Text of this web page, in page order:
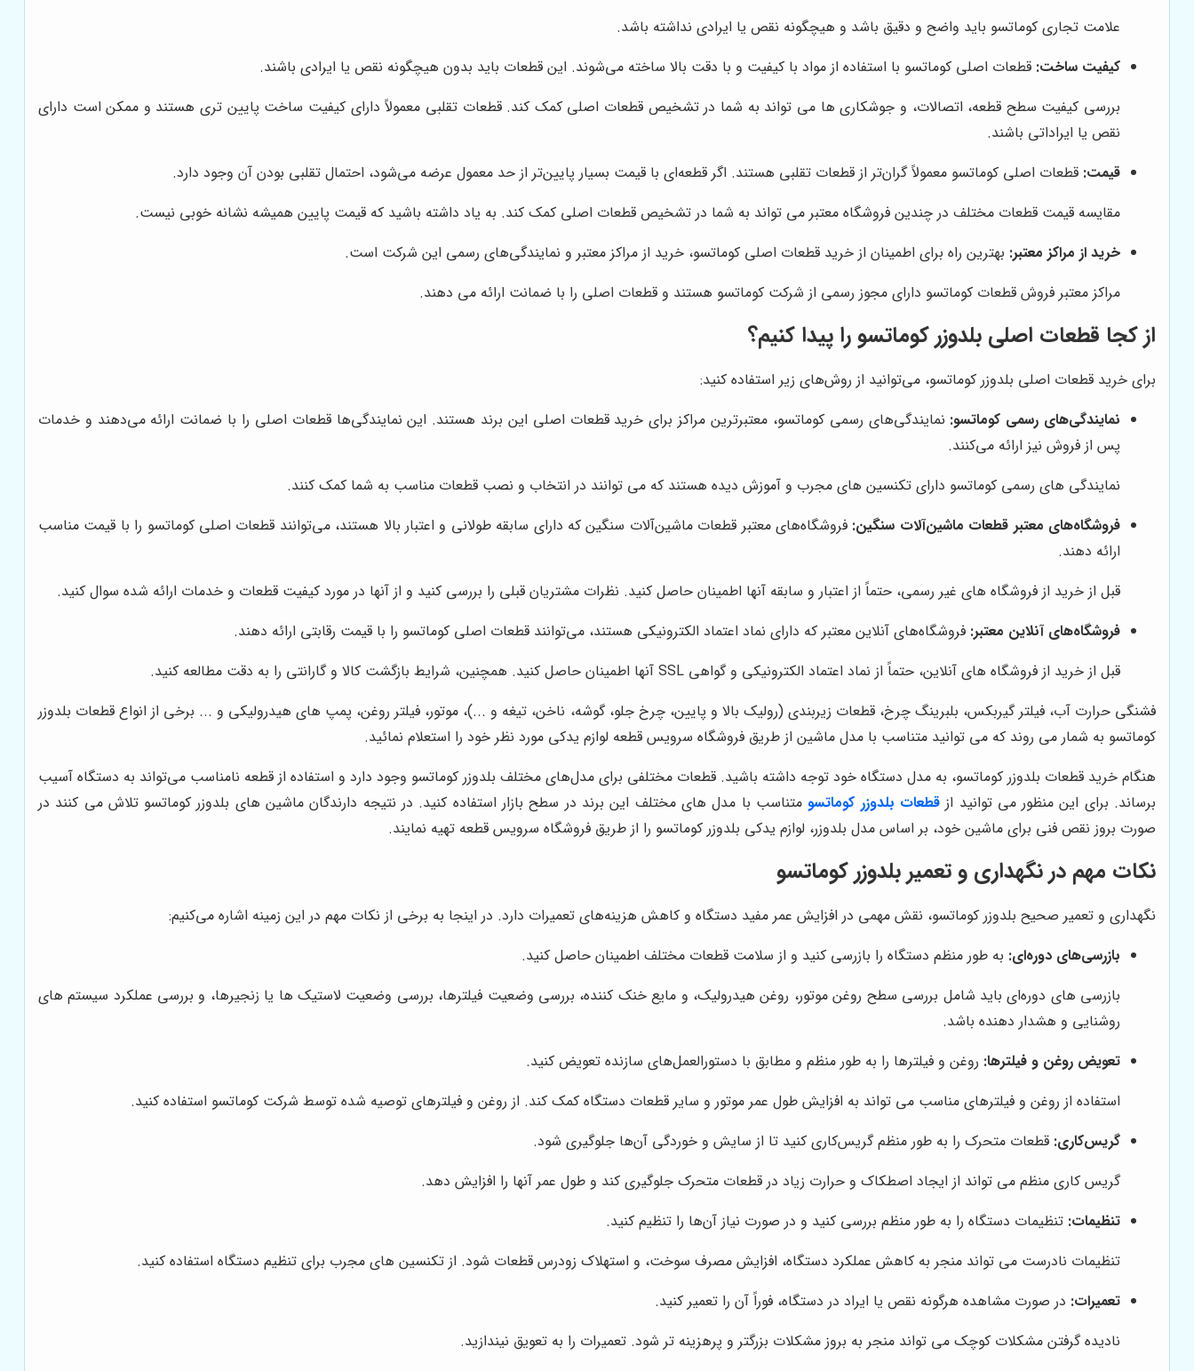
علامت تجاری کوماتسو باید واضح و دقیق باشد و هیچگونه نقص یا ایرادی نداشته باشد.
کیفیت ساخت: قطعات اصلی کوماتسو با استفاده از مواد با کیفیت و با دقت بالا ساخته می‌شوند. این قطعات باید بدون هیچگونه نقص یا ایرادی باشند.
بررسی کیفیت سطح قطعه، اتصالات، و جوشکاری ها می تواند به شما در تشخیص قطعات اصلی کمک کند. قطعات تقلبی معمولاً دارای کیفیت ساخت پایین تری هستند و ممکن است دارای
نقص یا ایراداتی باشند.
قیمت: قطعات اصلی کوماتسو معمولاً گران‌تر از قطعات تقلبی هستند. اگر قطعه‌ای با قیمت بسیار پایین‌تر از حد معمول عرضه می‌شود، احتمال تقلبی بودن آن وجود دارد.
مقایسه قیمت قطعات مختلف در چندین فروشگاه معتبر می تواند به شما در تشخیص قطعات اصلی کمک کند. به یاد داشته باشید که قیمت پایین همیشه نشانه خوبی نیست.
خرید از مراکز معتبر: بهترین راه برای اطمینان از خرید قطعات اصلی کوماتسو، خرید از مراکز معتبر و نمایندگی‌های رسمی این شرکت است.
مراکز معتبر فروش قطعات کوماتسو دارای مجوز رسمی از شرکت کوماتسو هستند و قطعات اصلی را با ضمانت ارائه می دهند.
از کجا قطعات اصلی بلدوزر کوماتسو را پیدا کنیم؟
برای خرید قطعات اصلی بلدوزر کوماتسو، می‌توانید از روش‌های زیر استفاده کنید:
نمایندگی‌های رسمی کوماتسو: نمایندگی‌های رسمی کوماتسو، معتبرترین مراکز برای خرید قطعات اصلی این برند هستند. این نمایندگی‌ها قطعات اصلی را با ضمانت ارائه می‌دهند و خدمات
پس از فروش نیز ارائه می‌کنند.
نمایندگی های رسمی کوماتسو دارای تکنسین های مجرب و آموزش دیده هستند که می توانند در انتخاب و نصب قطعات مناسب به شما کمک کنند.
فروشگاه‌های معتبر قطعات ماشین‌آلات سنگین: فروشگاه‌های معتبر قطعات ماشین‌آلات سنگین که دارای سابقه طولانی و اعتبار بالا هستند، می‌توانند قطعات اصلی کوماتسو را با قیمت مناسب
ارائه دهند.
قبل از خرید از فروشگاه های غیر رسمی، حتماً از اعتبار و سابقه آنها اطمینان حاصل کنید. نظرات مشتریان قبلی را بررسی کنید و از آنها در مورد کیفیت قطعات و خدمات ارائه شده سوال کنید.
فروشگاه‌های آنلاین معتبر: فروشگاه‌های آنلاین معتبر که دارای نماد اعتماد الکترونیکی هستند، می‌توانند قطعات اصلی کوماتسو را با قیمت رقابتی ارائه دهند.
قبل از خرید از فروشگاه های آنلاین، حتماً از نماد اعتماد الکترونیکی و گواهی SSL آنها اطمینان حاصل کنید. همچنین، شرایط بازگشت کالا و گارانتی را به دقت مطالعه کنید.
فشنگی حرارت آب، فیلتر گیربکس، بلبرینگ چرخ، قطعات زیربندی (رولیک بالا و پایین، چرخ جلو، گوشه، ناخن، تیغه و ...)، موتور، فیلتر روغن، پمپ های هیدرولیکی و ... برخی از انواع قطعات بلدوزر
کوماتسو به شمار می روند که می توانید متناسب با مدل ماشین از طریق فروشگاه سرویس قطعه لوازم یدکی مورد نظر خود را استعلام نمائید.
هنگام خرید قطعات بلدوزر کوماتسو، به مدل دستگاه خود توجه داشته باشید. قطعات مختلفی برای مدل‌های مختلف بلدوزر کوماتسو وجود دارد و استفاده از قطعه نامناسب می‌تواند به دستگاه آسیب
برساند. برای این منظور می توانید ازقطعات بلدوزر کوماتسومتناسب با مدل های مختلف این برند در سطح بازار استفاده کنید. در نتیجه دارندگان ماشین های بلدوزر کوماتسو تلاش می کنند در
صورت بروز نقص فنی برای ماشین خود، بر اساس مدل بلدوزر، لوازم یدکی بلدوزر کوماتسو را از طریق فروشگاه سرویس قطعه تهیه نمایند.
نکات مهم در نگهداری و تعمیر بلدوزر کوماتسو
نگهداری و تعمیر صحیح بلدوزر کوماتسو، نقش مهمی در افزایش عمر مفید دستگاه و کاهش هزینه‌های تعمیرات دارد. در اینجا به برخی از نکات مهم در این زمینه اشاره می‌کنیم:
بازرسی‌های دوره‌ای: به طور منظم دستگاه را بازرسی کنید و از سلامت قطعات مختلف اطمینان حاصل کنید.
بازرسی های دوره‌ای باید شامل بررسی سطح روغن موتور، روغن هیدرولیک، و مایع خنک کننده، بررسی وضعیت فیلترها، بررسی وضعیت لاستیک ها یا زنجیرها، و بررسی عملکرد سیستم های
روشنایی و هشدار دهنده باشد.
تعویض روغن و فیلترها: روغن و فیلترها را به طور منظم و مطابق با دستورالعمل‌های سازنده تعویض کنید.
استفاده از روغن و فیلترهای مناسب می تواند به افزایش طول عمر موتور و سایر قطعات دستگاه کمک کند. از روغن و فیلترهای توصیه شده توسط شرکت کوماتسو استفاده کنید.
گریس‌کاری: قطعات متحرک را به طور منظم گریس‌کاری کنید تا از سایش و خوردگی آن‌ها جلوگیری شود.
گریس کاری منظم می تواند از ایجاد اصطکاک و حرارت زیاد در قطعات متحرک جلوگیری کند و طول عمر آنها را افزایش دهد.
تنظیمات: تنظیمات دستگاه را به طور منظم بررسی کنید و در صورت نیاز آن‌ها را تنظیم کنید.
تنظیمات نادرست می تواند منجر به کاهش عملکرد دستگاه، افزایش مصرف سوخت، و استهلاک زودرس قطعات شود. از تکنسین های مجرب برای تنظیم دستگاه استفاده کنید.
تعمیرات: در صورت مشاهده هرگونه نقص یا ایراد در دستگاه، فوراً آن را تعمیر کنید.
نادیده گرفتن مشکلات کوچک می تواند منجر به بروز مشکلات بزرگتر و پرهزینه تر شود. تعمیرات را به تعویق نیندازید.